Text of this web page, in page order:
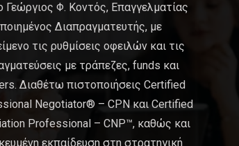
Γεώργιος Φ. Κοντός, Επαγγελματίας
Διαπραγματευτής, με
τις ρυθμίσεις οφειλών και τις
με τράπεζες, funds και
Διαθέτω πιστοποιήσεις Certified
Negotiator® – CPN και Certified
Professional – CNP™, καθώς και
εκπαίδευση στη στρατηγική